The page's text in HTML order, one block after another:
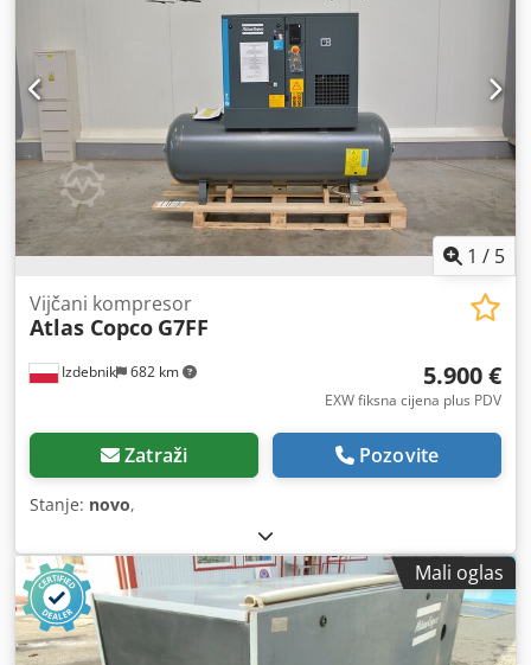
1 / 5
Izdebnik 682 km
Vijčani kompresor
Atlas Copco G7FF
5.900 €
EXW fiksna cijena plus PDV
Zatraži Pozovite
Stanje: novo,
Mali oglas